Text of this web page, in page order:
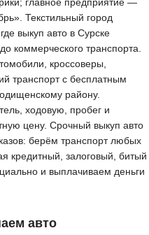
Текстильный город
выкуп авто в Сурске
коммерческого транспорта.
кроссоверы,
транспорт с бесплатным
району.
ходовую, пробег и
цену. Срочный выкуп авто
берём транспорт любых
кредитный, залоговый, битый
и выплачиваем деньги
авто